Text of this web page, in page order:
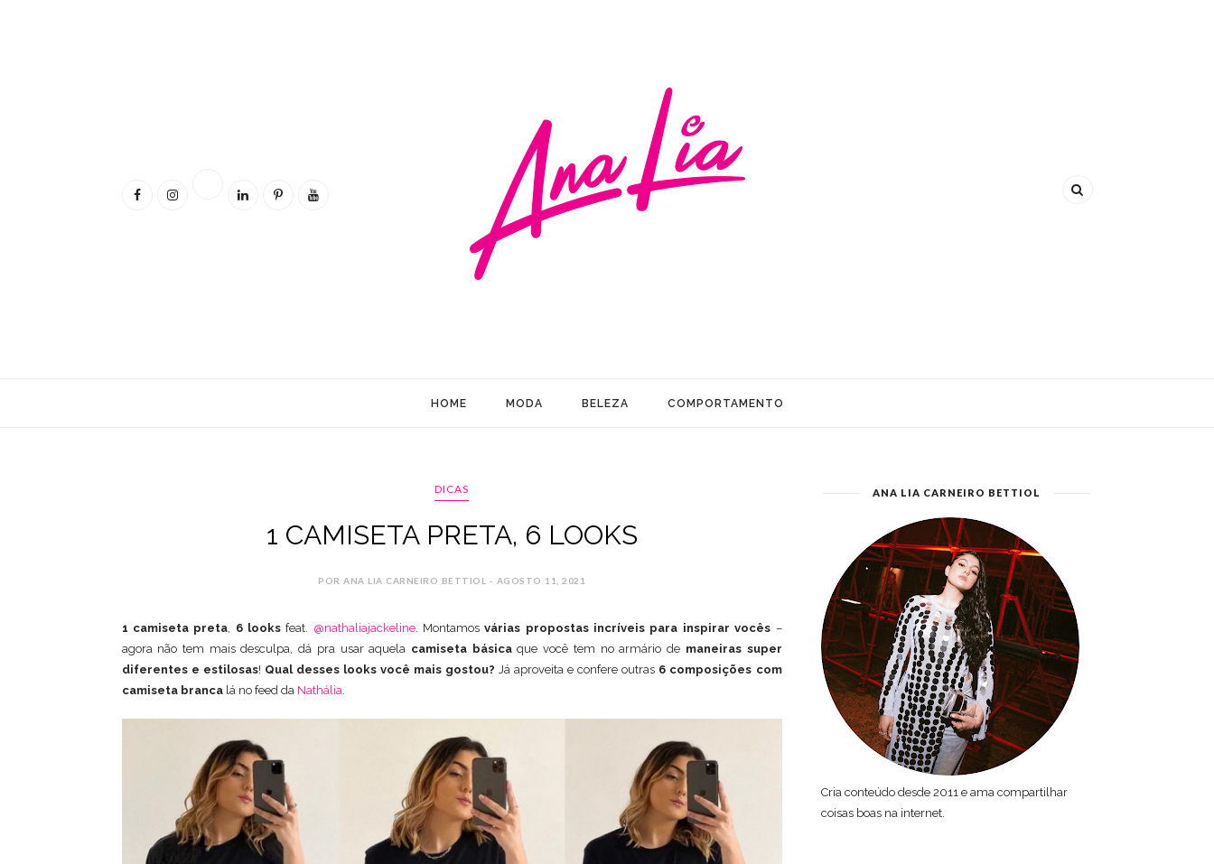
HOME MODA BELEZA COMPORTAMENTO
DICAS
1 CAMISETA PRETA, 6 LOOKS
POR ANA LIA CARNEIRO BETTIOL - AGOSTO 11, 2021
1 camiseta preta, 6 looksfeat. @nathaliajackeline. Montamosvárias propostas incríveis para inspirar vocês –
agora não tem mais desculpa, dá pra usar aquela camiseta básicaque você tem no armário de maneiras super
diferentes e estilosas! Qual desses looks você mais gostou? Já aproveita e confere outras 6 composições com
camiseta brancalá no feed da Nathália.
ANA LIA CARNEIRO BETTIOL
Cria conteúdo desde 2011 e ama compartilhar
coisas boas na internet.